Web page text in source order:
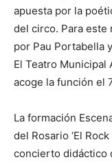
apuesta por la
del circo. Para
por Pau Portabella
El Teatro Municipal
acoge la función el
La formación
del Rosario ‘El
concierto didáctico